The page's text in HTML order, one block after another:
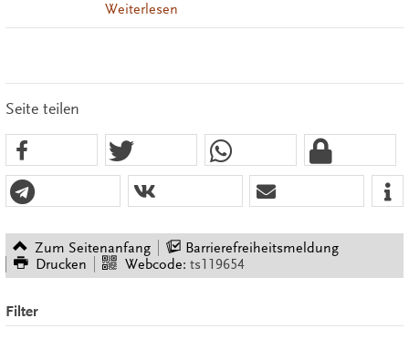
Weiterlesen
Seite teilen
Zum Seitenanfang
Barrierefreiheitsmeldung
Drucken
Webcode: ts119654
Filter